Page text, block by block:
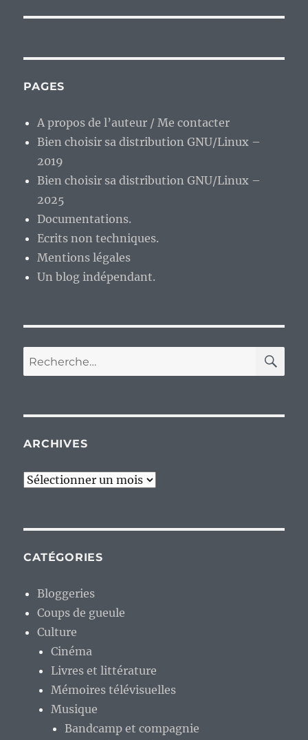
PAGES
A propos de l’auteur / Me contacter
Bien choisir sa distribution GNU/Linux –
2019
Bien choisir sa distribution GNU/Linux –
2025
Documentations.
Ecrits non techniques.
Mentions légales
Un blog indépendant.
Recherche
pour :
ARCHIVES
Archives
CATÉGORIES
Bloggeries
Coups de gueule
Culture
Cinéma
Livres et littérature
Mémoires télévisuelles
Musique
Bandcamp et compagnie